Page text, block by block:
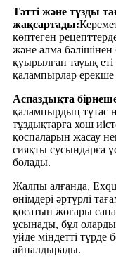
Тәтті және тұзды
жақсартады:
көптеген
және алма бәлішінен
қуырылған тауық еті
қалампырлар ерекше
Аспаздықта
қалампырдың тұтас
тұздықтарға хош
қоспаларын жасау
сияқты сусындарға
болады.
Жалпы алғанда,
өнімдері әртүрлі
қосатын жоғары
ұсынады, бұл
үйде міндетті түрде
айналдырады.